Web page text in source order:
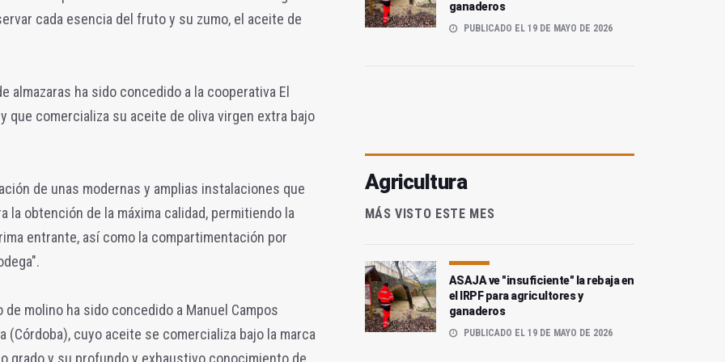
cada esencia del fruto y su zumo, el aceite de
almazaras ha sido concedido a la cooperativa El
que comercializa su aceite de oliva virgen extra bajo
de unas modernas y amplias instalaciones que
la obtención de la máxima calidad, permitiendo la
entrante, así como la compartimentación por
molino ha sido concedido a Manuel Campos
(Córdoba), cuyo aceite se comercializa bajo la marca
grado y su profundo y exhaustivo conocimiento de
ganaderos
PUBLICADO EL 19 DE MAYO DE 2026
Agricultura
MÁS VISTO ESTE MES
ASAJA ve "insuficiente" la rebaja en
el IRPF para agricultores y
ganaderos
PUBLICADO EL 19 DE MAYO DE 2026